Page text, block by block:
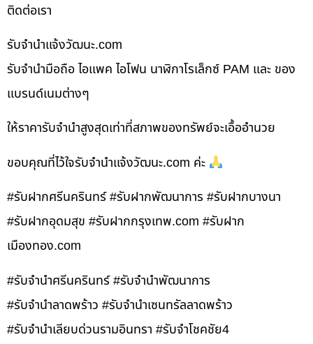
ติดต่อเรา
รับจํานําแจ้งวัฒนะ.com
รับจำนำมือถือ ไอแพค ไอโฟน นาฬิกาโรเล็กซ์ PAM และ ของ
แบรนด์เนมต่างๆ
ให้ราคารับจำนำสูงสุดเท่าที่สภาพของทรัพย์จะเอื้ออำนวย
ขอบคุณที่ไว้ใจรับจำนำแจ้งวัฒนะ.com ค่ะ
#รับฝากศรีนครินทร์ #รับฝากพัฒนาการ #รับฝากบางนา
#รับฝากอุดมสุข #รับฝากกรุงเทพ.com #รับฝาก
เมืองทอง.com
#รับจำนำศรีนครินทร์ #รับจำนำพัฒนาการ
#รับจำนำลาดพร้าว #รับจำนำเซนทรัลลาดพร้าว
#รับจำนำเลียบด่วนรามอินทรา #รับจำโชคชัย4